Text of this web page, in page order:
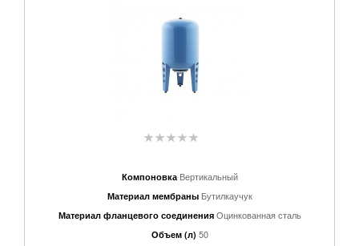
Компоновка Вертикальный
Материал мембраны Бутилкаучук
Материал фланцевого соединения Оцинкованная сталь
Объем (л) 50